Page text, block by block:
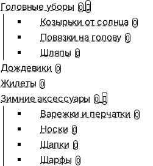
Головные уборы 0
Козырьки от солнца 0
Повязки на голову 0
Шляпы 0
Дождевики 0
Жилеты 0
Зимние аксессуары 0
Варежки и перчатки 0
Носки 0
Шапки 0
Шарфы 0